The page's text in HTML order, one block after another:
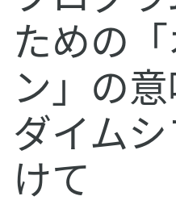
ための
ン」の
ダイム
けて